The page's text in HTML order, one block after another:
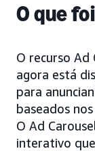
O que
O recurso Ad
agora está
para
baseados
O Ad
interativo